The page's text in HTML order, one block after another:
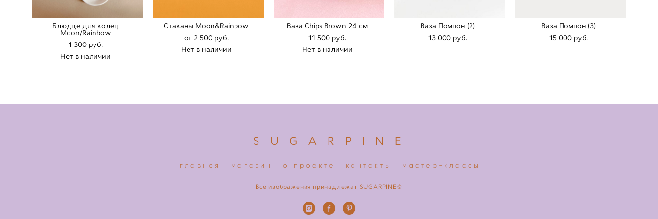
Блюдце для колец
Moon/Rainbow
1 300 pуб.
Нет в наличии
Стaканы Moon&Rainbow
от 2 500 pуб.
Нет в наличии
Ваза Chips Brown 24 cм
11 500 pуб.
Нет в наличии
Ваза Помпон (2)
13 000 pуб.
Ваза Помпон (3)
15 000 pуб.
S U G A R P I N E
главная магазин о проекте контакты мастер-классы
Все изображения принадлежат SUGARPINE©